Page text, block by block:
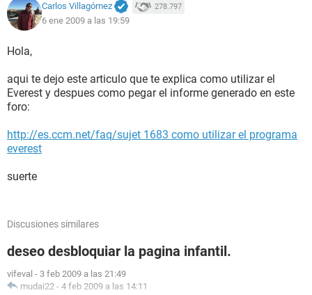
Carlos Villagómez 278.797
6 ene 2009 a las 19:59
Hola,
aqui te dejo este articulo que te explica como utilizar el
Everest y despues como pegar el informe generado en este
foro:
http://es.ccm.net/faq/sujet 1683 como utilizar el programa
everest
suerte
Discusiones similares
deseo desbloquiar la pagina infantil.
vifeval - 3 feb 2009 a las 21:49
mudai22 - 4 feb 2009 a las 14:11